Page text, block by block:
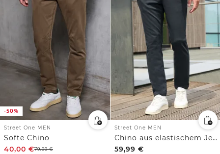
-50%
Street One MEN
Softe Chino
40,00 €79,99€
Street One MEN
Chino aus elastischem Jersey mit Flexbund
59,99 €